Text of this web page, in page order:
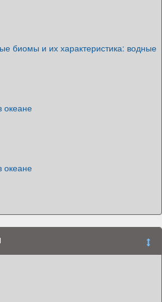
биомы и их характеристика: водные
океане
океане